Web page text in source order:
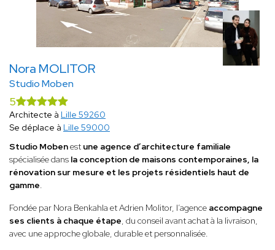
Nora MOLITOR
Studio Moben
5
Architecte à Lille 59260
Se déplace à Lille 59000
Studio Mobenest une agence d’architecture familiale
spécialisée dans la conception de maisons contemporaines, la
rénovation sur mesure et les projets résidentiels haut de
gamme.
Fondée par Nora Benkahla et Adrien Molitor, l’agence accompagne
ses clients à chaque étape, du conseil avant achat à la livraison,
avec une approche globale, durable et personnalisée.